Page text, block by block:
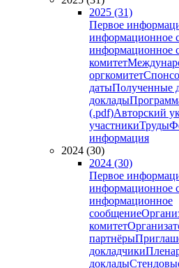
2025 (31)
Первое
информационное
информационное
комитет
оргкомитет
датыПолученные
доклады
(.pdf)Авторский
участникиТруды
информация
2024 (30)
2024 (30)
Первое
информационное
информационное
сообщение
комитет
партнёры
докладчики
доклады